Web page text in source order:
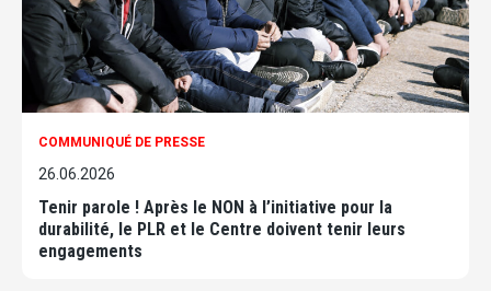
COMMUNIQUÉ DE PRESSE
26.06.2026
Tenir parole ! Après le NON à l’initiative pour la
durabilité, le PLR et le Centre doivent tenir leurs
engagements